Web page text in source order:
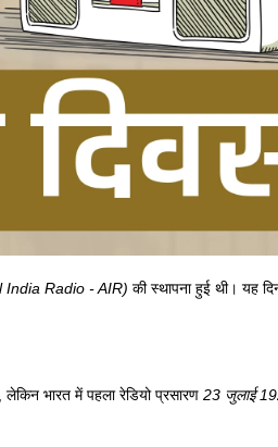
India Radio - AIR) की स्थापना हुई थी। यह
भारत में पहला रेडियो प्रसारण 23 जुलाई